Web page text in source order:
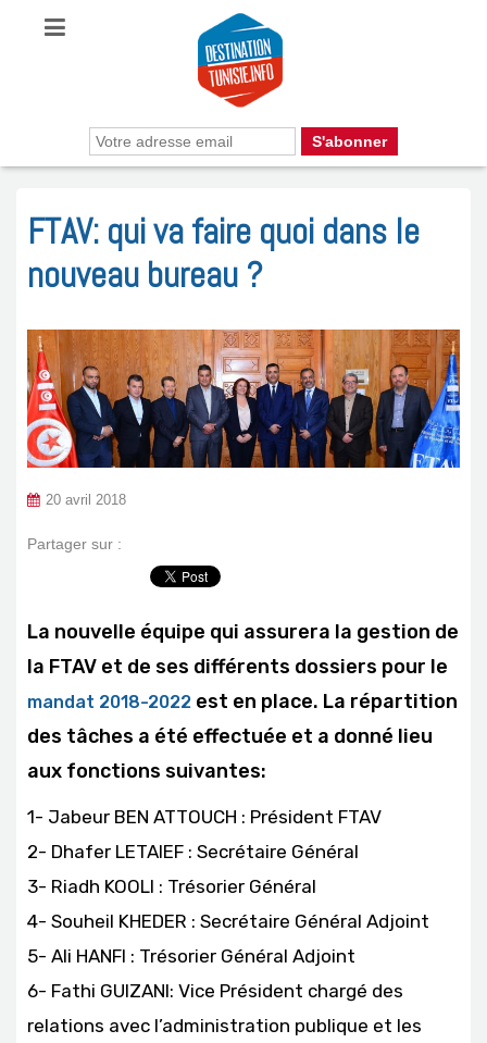
FTAV: qui va faire quoi dans le
nouveau bureau ?
20 avril 2018
Partager sur :
La nouvelle équipe qui assurera la gestion de
la FTAV et de ses différents dossiers pour le
mandat 2018-2022 est en place. La répartition
des tâches a été effectuée et a donné lieu
aux fonctions suivantes:
1- Jabeur BEN ATTOUCH : Président FTAV
2- Dhafer LETAIEF : Secrétaire Général
3- Riadh KOOLI : Trésorier Général
4- Souheil KHEDER : Secrétaire Général Adjoint
5- Ali HANFI : Trésorier Général Adjoint
6- Fathi GUIZANI: Vice Président chargé des
relations avec l’administration publique et les